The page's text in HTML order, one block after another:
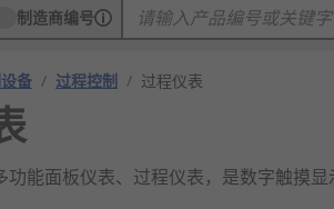
制造商编号
备 / 过程控制 / 过程仪表
功能面板仪表、过程仪表，是数字触摸